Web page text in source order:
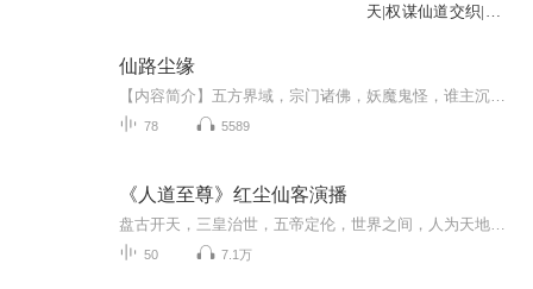
天|权谋仙道交织|三
仙路尘缘
78 5589
《人道至尊》红尘仙客演播
50 7.1万